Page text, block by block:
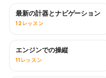
最新の計器とナビゲーション
12レッスン
エンジンでの操縦
11レッスン